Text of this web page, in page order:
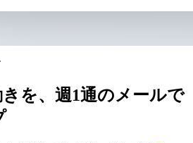
を、週1通のメールで